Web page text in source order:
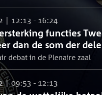
functies
dan de som der
| 12:13 - 16:24
debat in de Plenaire zaal
| 09:53 - 12:13